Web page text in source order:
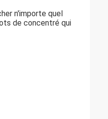
n'importe quel
de concentré qui